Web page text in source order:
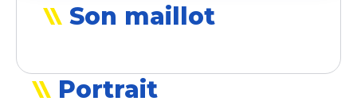
Son maillot
Portrait